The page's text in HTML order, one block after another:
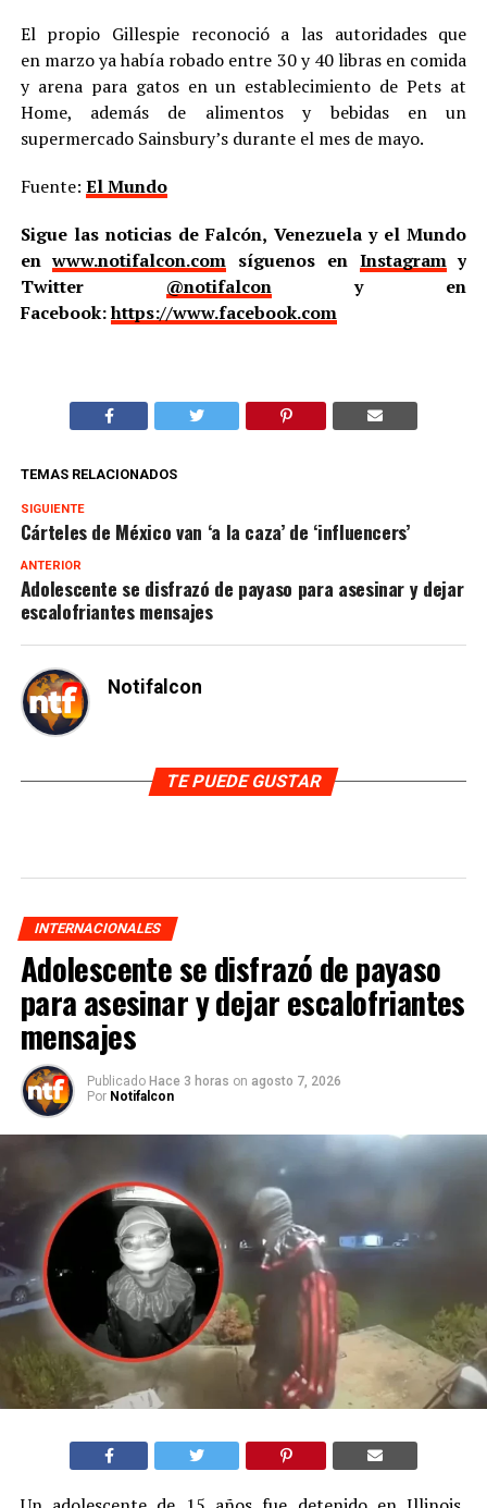
El propio Gillespie reconoció a las autoridades que
en marzo ya había robado entre 30 y 40 libras en comida
y arena para gatos en un establecimiento de Pets at
Home, además de alimentos y bebidas en un
supermercado Sainsbury’s durante el mes de mayo.
Fuente: El Mundo
Sigue las noticias de Falcón, Venezuela y el Mundo
enwww.notifalcon.com síguenos en Instagramy
Twitter @notifalcony en
Facebook:https://www.facebook.com
TEMAS RELACIONADOS
SIGUIENTE
Cárteles de México van ‘a la caza’ de ‘influencers’
ANTERIOR
Adolescente se disfrazó de payaso para asesinar y dejar
escalofriantes mensajes
Notifalcon
TE PUEDE GUSTAR
INTERNACIONALES
Adolescente se disfrazó de payaso
para asesinar y dejar escalofriantes
mensajes
Publicado Hace 3 horas on agosto 7, 2026
Por Notifalcon